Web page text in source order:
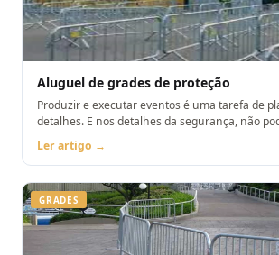
Aluguel de grades de proteção
Produzir e executar eventos é uma tarefa de
detalhes. E nos detalhes da segurança, não pode faltar Aluguel
de grades de proteção
Ler artigo →
GRADES